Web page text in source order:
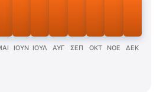
ΙΟΥΝ ΙΟΥΛ ΑΥΓ ΣΕΠ ΟΚΤ ΝΟΕ ΔΕΚ